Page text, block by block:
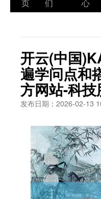
页
们
心
开云(中国
遍学问点和
方网站-科
发布日期：2026-02-13